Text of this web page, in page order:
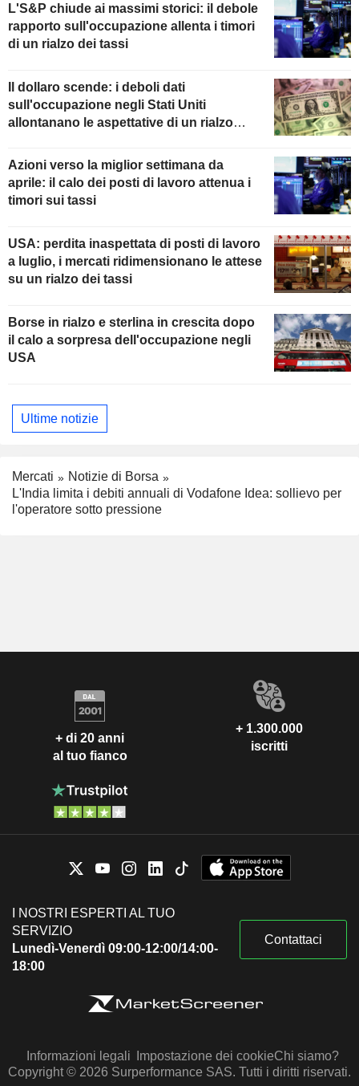
L'S&P chiude ai massimi storici: il debole
rapporto sull'occupazione allenta i timori
di un rialzo dei tassi
Il dollaro scende: i deboli dati
sull'occupazione negli Stati Uniti
allontanano le aspettative di un rialzo
Azioni verso la miglior settimana da
aprile: il calo dei posti di lavoro attenua i
timori sui tassi
USA: perdita inaspettata di posti di lavoro
a luglio, i mercati ridimensionano le attese
su un rialzo dei tassi
Borse in rialzo e sterlina in crescita dopo
il calo a sorpresa dell'occupazione negli
USA
Ultime notizie
Mercati
Notizie di Borsa
L'India limita i debiti annuali di Vodafone Idea: sollievo per
l'operatore sotto pressione
+ di 20 anni
al tuo fianco
+ 1.300.000
iscritti
I NOSTRI ESPERTI AL TUO
SERVIZIO
Lunedì-Venerdì 09:00-12:00/14:00-
18:00
Contattaci
Informazioni legali Impostazione dei cookieChi siamo?
Copyright © 2026 Surperformance SAS. Tutti i diritti riservati.